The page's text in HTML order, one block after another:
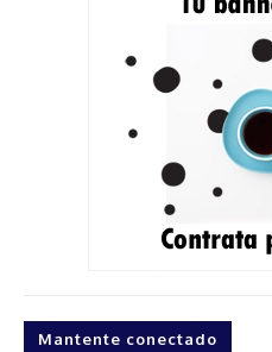
Mantente conectado